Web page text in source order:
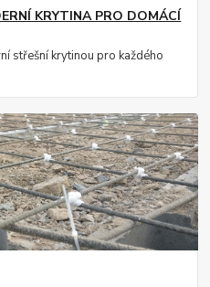
KRYTINA PRO DOMÁCÍ
střešní krytinou pro každého